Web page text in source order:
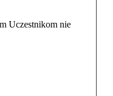
Uczestnikom nie